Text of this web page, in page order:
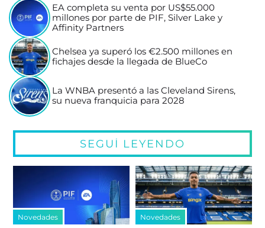
EA completa su venta por US$55.000
millones por parte de PIF, Silver Lake y
Affinity Partners
Chelsea ya superó los €2.500 millones en
fichajes desde la llegada de BlueCo
La WNBA presentó a las Cleveland Sirens,
su nueva franquicia para 2028
SEGUÍ LEYENDO
Novedades Novedades